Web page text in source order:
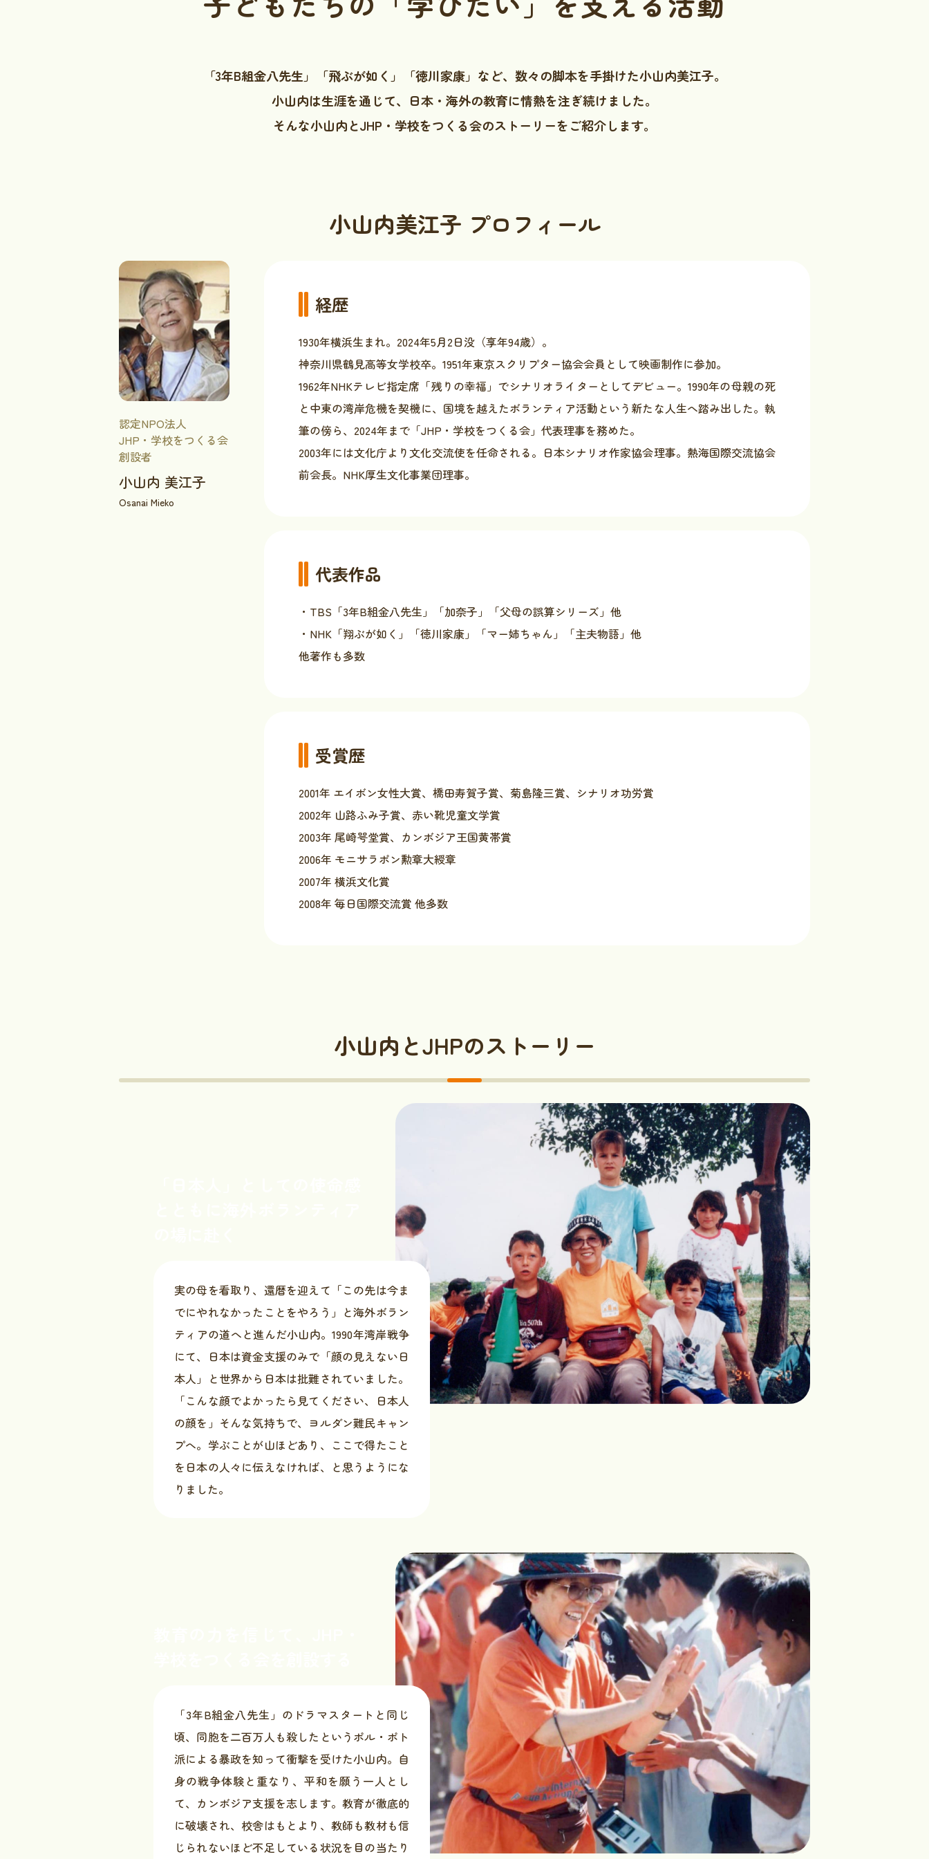
「3年B組金八先生」「飛ぶが如く」「徳川家康」など、数々の脚本を手掛けた小山内美江子。
小山内は生涯を通じて、日本・海外の教育に情熱を注ぎ続けました。
そんな小山内とJHP・学校をつくる会のストーリーをご紹介します。
小山内美江子 プロフィール
認定NPO法人
JHP・学校をつくる会
創設者
小山内 美江子
Osanai Mieko
経歴
1930年横浜生まれ。2024年5月2日没（享年94歳）。
神奈川県鶴見高等女学校卒。1951年東京スクリプター協会会員として映画制作に参加。
1962年NHKテレビ指定席「残りの幸福」でシナリオライターとしてデビュー。1990年の母親の死
と中東の湾岸危機を契機に、国境を越えたボランティア活動という新たな人生へ踏み出した。執
筆の傍ら、2024年まで「JHP・学校をつくる会」代表理事を務めた。
2003年には文化庁より文化交流使を任命される。日本シナリオ作家協会理事。熱海国際交流協会
前会長。NHK厚生文化事業団理事。
代表作品
・TBS「3年B組金八先生」「加奈子」「父母の誤算シリーズ」他
・NHK「翔ぶが如く」「徳川家康」「マー姉ちゃん」「主夫物語」他
他著作も多数
受賞歴
2001年 エイボン女性大賞、橋田寿賀子賞、菊島隆三賞、シナリオ功労賞
2002年 山路ふみ子賞、赤い靴児童文学賞
2003年 尾崎咢堂賞、カンボジア王国黄帯賞
2006年 モニサラポン勲章大綬章
2007年 横浜文化賞
2008年 毎日国際交流賞 他多数
小山内とJHPのストーリー
実の母を看取り、還暦を迎えて「この先は今ま
でにやれなかったことをやろう」と海外ボラン
ティアの道へと進んだ小山内。1990年湾岸戦争
にて、日本は資金支援のみで「顔の見えない日
本人」と世界から日本は批難されていました。
「こんな顔でよかったら見てください、日本人
の顔を」そんな気持ちで、ヨルダン難民キャン
プへ。学ぶことが山ほどあり、ここで得たこと
を日本の人々に伝えなければ、と思うようにな
りました。
「3年B組金八先生」のドラマスタートと同じ
頃、同胞を二百万人も殺したというポル・ポト
派による暴政を知って衝撃を受けた小山内。自
身の戦争体験と重なり、平和を願う一人とし
て、カンボジア支援を志します。教育が徹底的
に破壊され、校舎はもとより、教師も教材も信
じられないほど不足している状況を目の当たり